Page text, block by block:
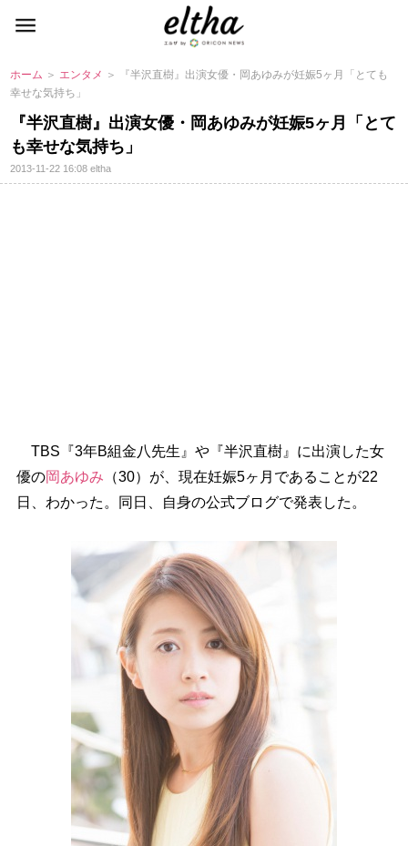
ホーム ＞ エンタメ ＞ 『半沢直樹』出演女優・岡あゆみが妊娠5ヶ月「とても
幸せな気持ち」
『半沢直樹』出演女優・岡あゆみが妊娠5ヶ月「とて
も幸せな気持ち」
2013-11-22 16:08eltha
TBS『3年B組金八先生』や『半沢直樹』に出演した女
優の岡あゆみ （30）が、現在妊娠5ヶ月であることが22
日、わかった。同日、自身の公式ブログで発表した。